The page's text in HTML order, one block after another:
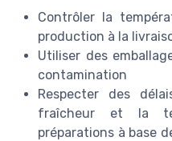
Contrôler la
production à la
Utiliser des
contamination
Respecter des
fraîcheur et la
préparations à base